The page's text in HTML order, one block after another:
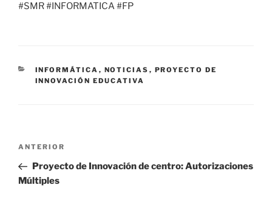
#SMR #INFORMATICA #FP
CATEGORÍAS
INFORMÁTICA , NOTICIAS , PROYECTO DE
INNOVACIÓN EDUCATIVA
Navegación
entradas
Entrada
anterior:
ANTERIOR
Proyecto de Innovación de centro: Autorizaciones
Múltiples